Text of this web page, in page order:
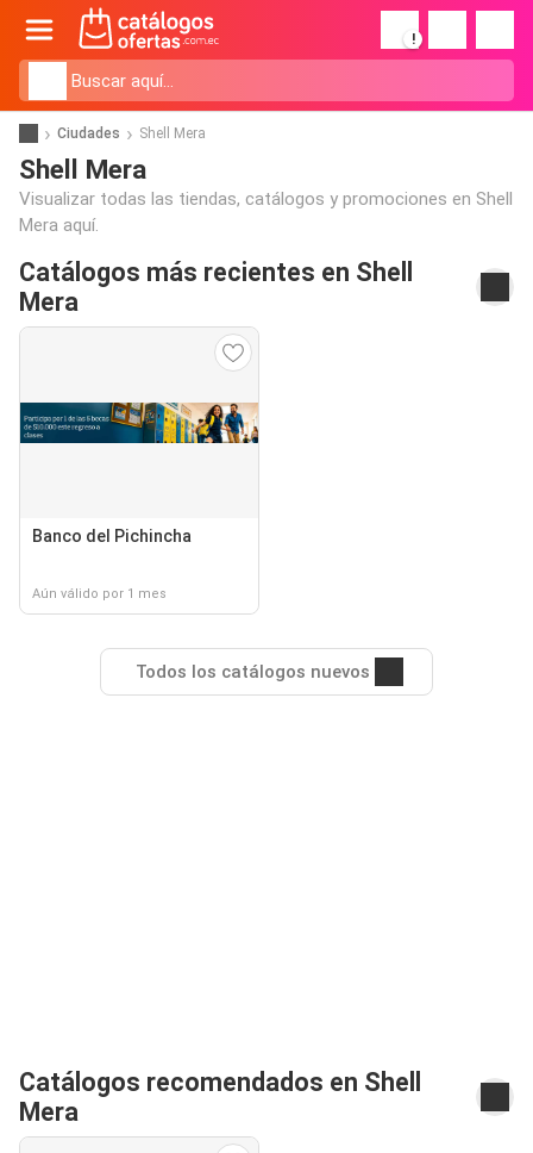
!
Ciudades Shell Mera
Shell Mera
Visualizar todas las tiendas, catálogos y promociones en Shell
Mera aquí.
Catálogos más recientes en Shell
Mera
Banco del Pichincha
Aún válido por 1 mes
Todos los catálogos nuevos
Catálogos recomendados en Shell
Mera